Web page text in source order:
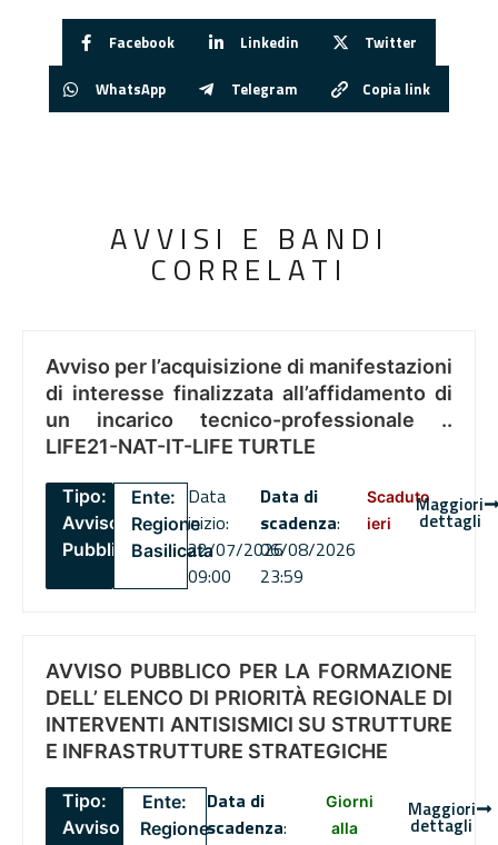
Facebook Linkedin Twitter
WhatsApp Telegram Copia link
AVVISI E BANDI
CORRELATI
Avviso per l’acquisizione di manifestazioni
di interesse finalizzata all’affidamento di
un incarico tecnico-professionale ..
LIFE21-NAT-IT-LIFE TURTLE
Tipo:
Avviso
Pubblico
Ente:
Regione
Basilicata
Data
inizio:
22/07/2026
09:00
Data di
scadenza:
06/08/2026
23:59
Scaduto
ieri
Maggiori
dettagli
AVVISO PUBBLICO PER LA FORMAZIONE
DELL’ ELENCO DI PRIORITÀ REGIONALE DI
INTERVENTI ANTISISMICI SU STRUTTURE
E INFRASTRUTTURE STRATEGICHE
Tipo:
Avviso
Ente:
Regione
Data di
scadenza:
Giorni
alla
Maggiori
dettagli